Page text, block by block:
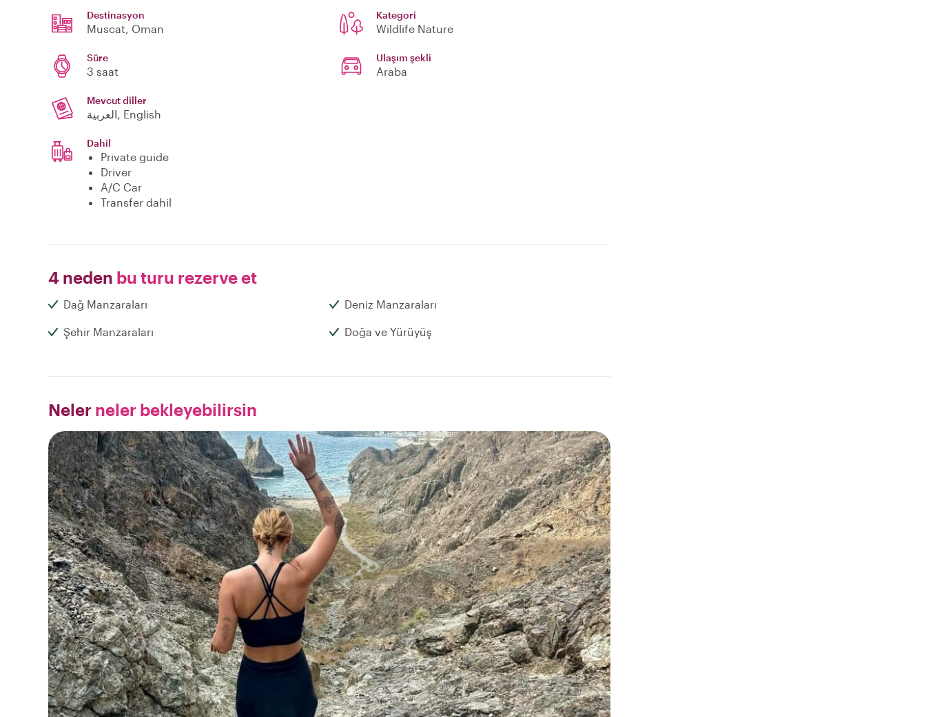
Destinasyon
Muscat, Oman
Kategori
Wildlife Nature
Süre
3 saat
Ulaşım şekli
Araba
Mevcut diller
العربية, English
Dahil
Private guide
Driver
A/C Car
Transfer dahil
4 neden bu turu rezerve et
Dağ Manzaraları Deniz Manzaraları
Şehir Manzaraları Doğa ve Yürüyüş
Neler neler bekleyebilirsin